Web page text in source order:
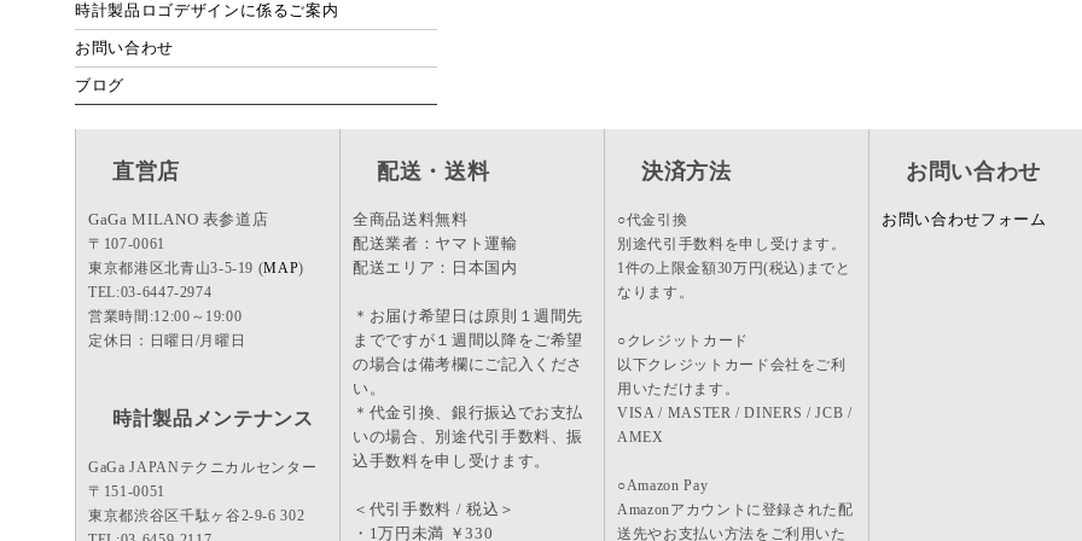
時計製品ロゴデザインに係るご案内
お問い合わせ
ブログ
直営店
GaGa MILANO 表参道店
〒107-0061
東京都港区北青山3-5-19 (MAP)
TEL:03-6447-2974
営業時間:12:00～19:00
定休日：日曜日/月曜日
時計製品メンテナンス
GaGa JAPANテクニカルセンター
〒151-0051
東京都渋谷区千駄ヶ谷2-9-6 302
配送・送料
全商品送料無料
配送業者：ヤマト運輸
配送エリア：日本国内
＊お届け希望日は原則１週間先
までですが１週間以降をご希望
の場合は備考欄にご記入くださ
い。
＊代金引換、銀行振込でお支払
いの場合、別途代引手数料、振
込手数料を申し受けます。
＜代引手数料 / 税込＞
・1万円未満 ￥330
決済方法
○代金引換
別途代引手数料を申し受けます。
1件の上限金額30万円(税込)までと
なります。
○クレジットカード
以下クレジットカード会社をご利
用いただけます。
VISA / MASTER / DINERS / JCB /
AMEX
○Amazon Pay
Amazonアカウントに登録された配
送先やお支払い方法をご利用いた
お問い合わせ
お問い合わせフォーム